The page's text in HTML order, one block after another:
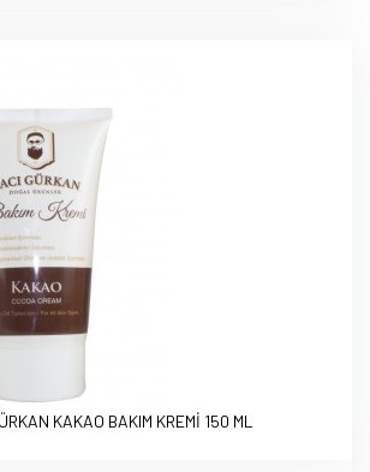
KAKAO BAKIM KREMİ 150 ML